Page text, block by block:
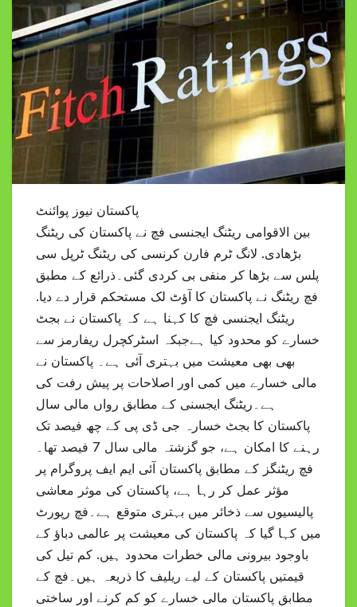
پاکستان نیوز پوائنٹ
بین الاقوامی ریٹنگ ایجنسی فچ نے پاکستان کی ریٹنگ
بڑھادی. لانگ ٹرم فارن کرنسی کی ریٹنگ ٹرپل سی
پلس سے بڑھا کر منفی بی کردی گئی۔ذرائع کے مطبق
فچ ریٹنگ نے پاکستان کا آؤٹ لک مستحکم قرار دے دیا.
ریٹنگ ایجنسی فچ کا کہنا ہے کہ پاکستان نے بجٹ
خسارے کو محدود کیا ہےجبکہ اسٹرکچرل ریفارمز سے
بھی بھی معیشت میں بہتری آئی ہے۔ پاکستان نے
مالی خسارے میں کمی اور اصلاحات پر پیش رفت کی
ہے۔ریٹنگ ایجسنی کے مطابق رواں مالی سال
پاکستان کا بجٹ خسارہ جی ڈی پی کے چھ فیصد تک
رہنے کا امکان ہے، جو گزشتہ مالی سال 7 فیصد تھا۔
فچ ریٹنگز کے مطابق پاکستان آئی ایم ایف پروگرام پر
مؤثر عمل کر رہا ہے، پاکستان کی موثر معاشی
پالیسیوں سے ذخائر میں بہتری متوقع ہے۔فچ رپورٹ
میں کہا گیا کہ پاکستان کی معیشت پر عالمی دباؤ کے
باوجود بیرونی مالی خطرات محدود ہیں. کم تیل کی
قیمتیں پاکستان کے لیے ریلیف کا ذریعہ ہیں۔فچ کے
مطابق پاکستان مالی خسارے کو کم کرنے اور ساختی